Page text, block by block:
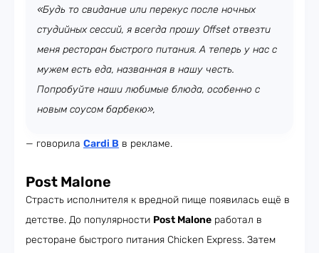
«Будь то свидание или перекус после ночных
студийных сессий, я всегда прошу Offset отвезти
меня ресторан быстрого питания. А теперь у нас с
мужем есть еда, названная в нашу честь.
Попробуйте наши любимые блюда, особенно с
новым соусом барбекю»,
— говорила Cardi B в рекламе.
Post Malone
Страсть исполнителя к вредной пище появилась ещё в
детстве. До популярности Post Malone работал в
ресторане быстрого питания Chicken Express. Затем